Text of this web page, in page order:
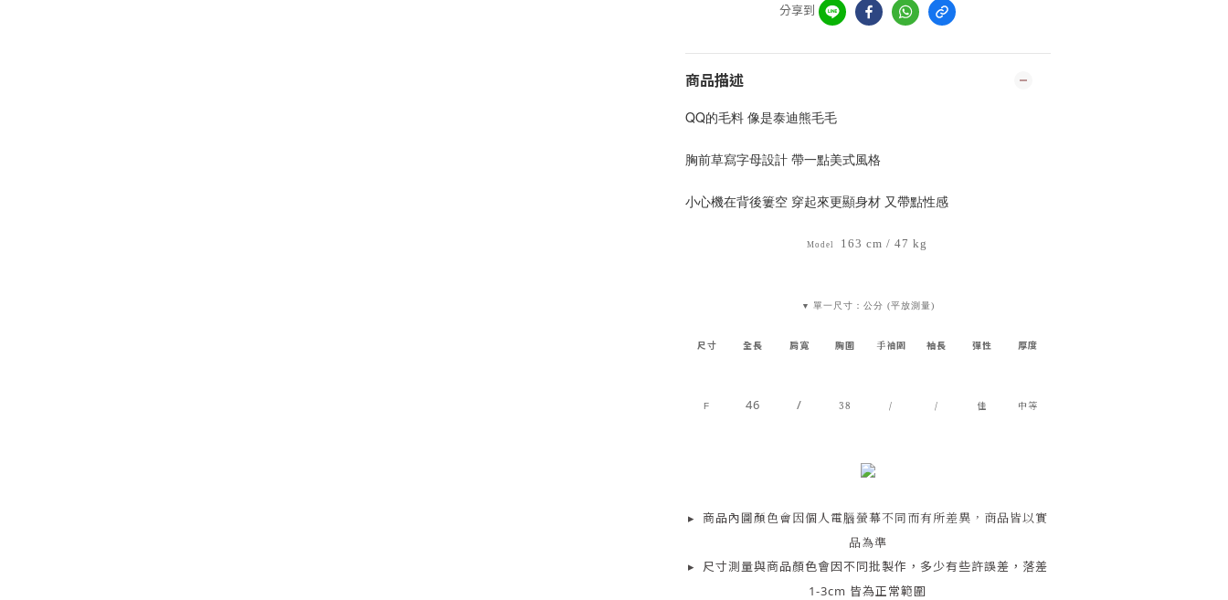
分享到
商品描述
QQ的毛料 像是泰迪熊毛毛
胸前草寫字母設計 帶一點美式風格
小心機在背後簍空 穿起來更顯身材 又帶點性感
Model 163 cm / 47 kg
▼ 單一尺寸：公分 (平放測量)
尺寸 全長 肩寬 胸圍 手袖圍 袖長 彈性 厚度
F 46 / 38 / / 佳 中等
▸ 商品內圖顏色會因個人電腦螢幕不同而有所差異，商品皆以實
品為準
▸ 尺寸測量與商品顏色會因不同批製作，多少有些許誤差，落差
1-3cm 皆為正常範圍